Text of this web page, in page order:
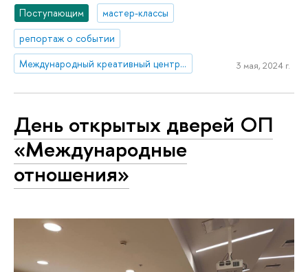
Поступающим
мастер-классы
репортаж о событии
Международный креативный центр «Абитуриент. Студент. Выпускник»
3 мая, 2024 г.
День открытых дверей ОП
«Международные
отношения»